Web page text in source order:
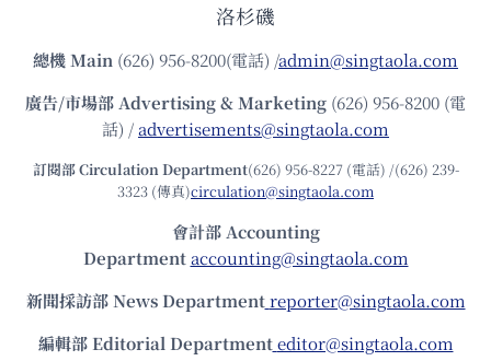
洛杉磯
總機Main (626) 956-8200(電話) /admin@singtaola.com
廣告/市場部Advertising & Marketing (626) 956-8200 (電
話) /advertisements@singtaola.com
訂閱部 Circulation Department(626) 956-8227 (電話) /(626) 239-
3323 (傳真)circulation@singtaola.com
會計部 Accounting
Department accounting@singtaola.com
新聞採訪部 News Department reporter@singtaola.com
編輯部 Editorial Department editor@singtaola.com